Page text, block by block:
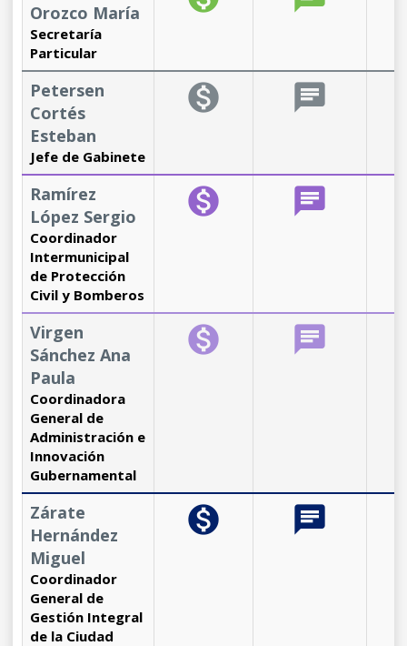
Orozco María
Secretaría
Particular
Petersen
Cortés
Esteban
Jefe de Gabinete
monetization_on chat
Ramírez
López Sergio
Coordinador
Intermunicipal
de Protección
Civil y Bomberos
monetization_on chat
Virgen
Sánchez Ana
Paula
Coordinadora
General de
Administración e
Innovación
Gubernamental
monetization_on chat
Zárate
Hernández
Miguel
Coordinador
General de
Gestión Integral
de la Ciudad
monetization_on chat